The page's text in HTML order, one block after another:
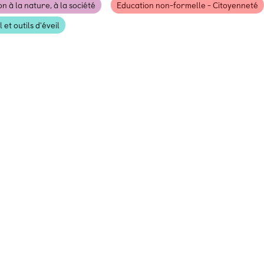
à la nature, à la société
Education non-formelle - Citoyenneté
et outils d'éveil